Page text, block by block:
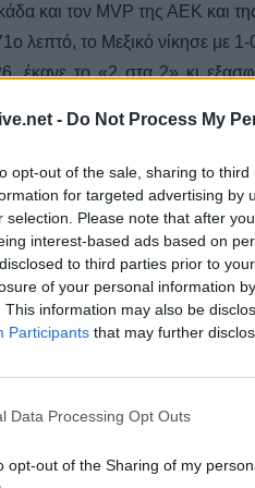
- Do Not Process My
opt-out of the sale, sharing to
for targeted advertising by
selection. Please note that after
interest-based ads based on
to third parties prior to
of your personal information
This information may also be
Participants that may further
Data Processing Opt Outs
opt-out of the Sharing of my
και τον MVP της ΑΕΚ και
λεπτό, το Μεξικό νίκησε με 1-
έκανε το «2 στα 2» κι
ήταν μάλλον...